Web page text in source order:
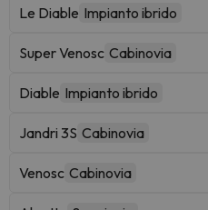
Le Diable Impianto ibrido
Super Venosc Cabinovia
Diable Impianto ibrido
Jandri 3S Cabinovia
Venosc Cabinovia